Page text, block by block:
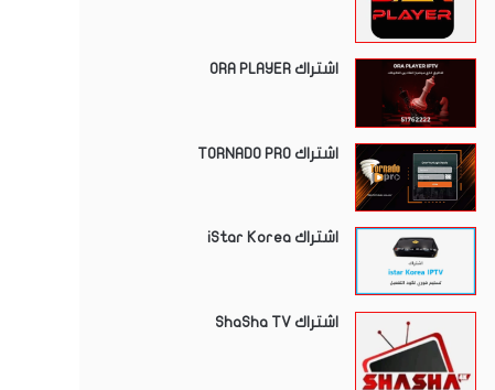
اشتراك ORA PLAYER
اشتراك TORNADO PRO
اشتراك iStar Korea
اشتراك ShaSha TV